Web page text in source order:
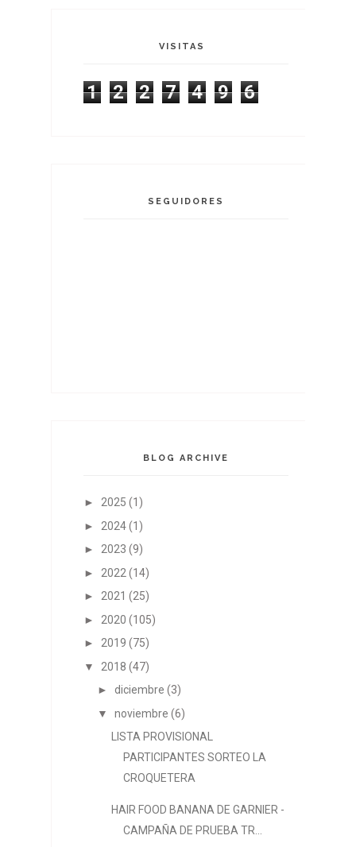
VISITAS
1 2 2 7 4 9 6
SEGUIDORES
BLOG ARCHIVE
► 2025 (1)
► 2024(1)
► 2023 (9)
► 2022 (14)
► 2021 (25)
► 2020 (105)
► 2019 (75)
▼
2018 (47)
► diciembre (3)
▼
noviembre (6)
LISTA PROVISIONAL
PARTICIPANTES SORTEO LA
CROQUETERA
HAIR FOOD BANANA DE GARNIER -
CAMPAÑA DE PRUEBA TR...